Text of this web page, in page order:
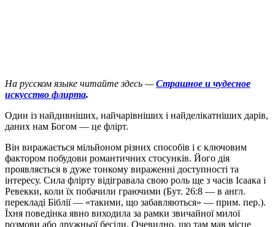
На русском языке читайте здесь —Страшное и чудесное
искусство флирта.
Один із найдивніших, найчарівніших і найделікатніших дарів,
даних нам Богом — це флірт.
Він виражається мільйоном різних способів і є ключовим
фактором побудови романтичних стосунків. Його дія
проявляється в дуже тонкому вираженні доступності та
інтересу. Сила флірту відігравала свою роль ще з часів Ісаака і
Ревекки, коли їх побачили граючими (Бут. 26:8 — в англ.
перекладі Біблії — «такими, що забавляються» — прим. пер.).
Їхня поведінка явно виходила за рамки звичайної милої
розмови або дружньої бесіди. Очевидно, що там мав місце